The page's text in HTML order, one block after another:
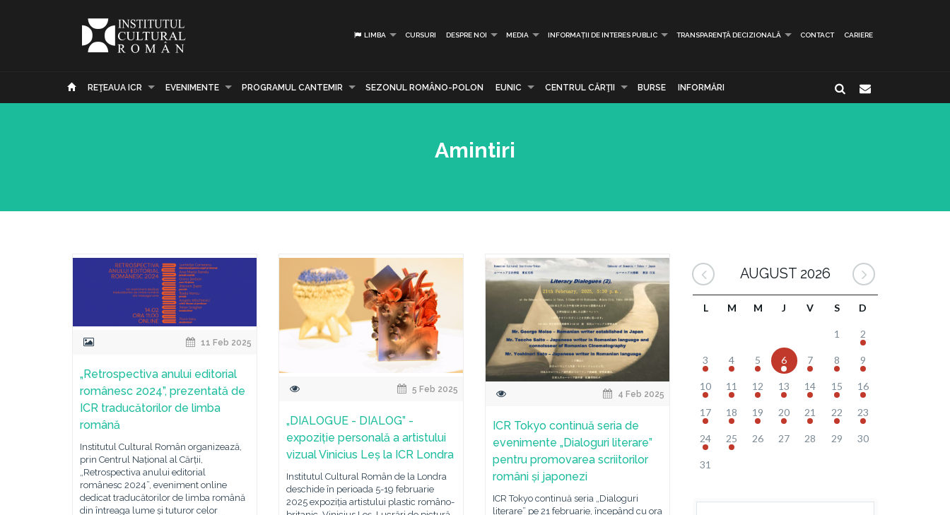
LIMBA CURSURI DESPRE NOI MEDIA INFORMAȚII DE INTERES PUBLIC TRANSPARENȚĂ DECIZIONALĂ CONTACT CARIERE
REŢEAUA ICR EVENIMENTE PROGRAMUL CANTEMIR SEZONUL ROMÂNO-POLON EUNIC CENTRUL CĂRŢII BURSE INFORMĂRI
Amintiri
11 Feb 2025
„Retrospectiva anului editorial
românesc 2024”, prezentată de
ICR traducătorilor de limba
română
Institutul Cultural Român organizează,
prin Centrul Național al Cărții,
„Retrospectiva anului editorial
românesc 2024”, eveniment online
dedicat traducătorilor de limba română
din întreaga lume și tuturor celor
5 Feb 2025
„DIALOGUE - DIALOG” -
expoziție personală a artistului
vizual Vinicius Leș la ICR Londra
Institutul Cultural Român de la Londra
deschide în perioada 5-19 februarie
2025 expoziția artistului plastic româno-
4 Feb 2025
ICR Tokyo continuă seria de
evenimente „Dialoguri literare”
pentru promovarea scriitorilor
români și japonezi
ICR Tokyo continuă seria „Dialoguri
literare” pe 21 februarie, începând cu ora
AUGUST 2026
L M M J V S D
1 2
3 4 5 6 7 8 9
10 11 12 13 14 15 16
17 18 19 20 21 22 23
24 25 26 27 28 29 30
31